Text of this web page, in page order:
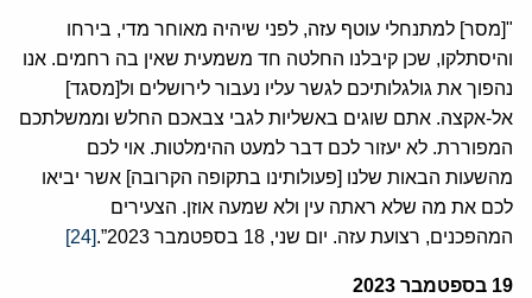
"[מסר] למתנחלי עוטף עזה, לפני שיהיה מאוחר מדי, בירחו
והיסתלקו, שכן קיבלנו החלטה חד משמעית שאין בה רחמים. אנו
נהפוך את גולגלותיכם לגשר עליו נעבור לירושלים ול[מסגד]
אל-אקצה. אתם שוגים באשליות לגבי צבאכם החלש וממשלתכם
המפוררת. לא יעזור לכם דבר למעט ההימלטות. אוי לכם
מהשעות הבאות שלנו [פעולותינו בתקופה הקרובה] אשר יביאו
לכם את מה שלא ראתה עין ולא שמעה אוזן. הצעירים
המהפכנים, רצועת עזה. יום שני, 18 בספטמבר 2023”.
[24]
19 בספטמבר 2023